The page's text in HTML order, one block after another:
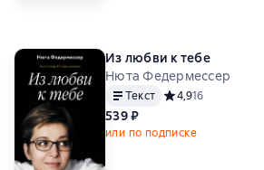
Из любви к тебе
Нюта Федермессер
Текст Средний рейтинг
4,916
539 ₽
или по подписке